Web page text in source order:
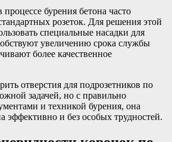
бурения бетона часто
розеток. Для решения этой
специальные насадки для
увеличению срока службы
более качественное
отверстия для подрозетников по
задачей, но с правильно
и техникой бурения, она
эффективно и без особых трудностей.